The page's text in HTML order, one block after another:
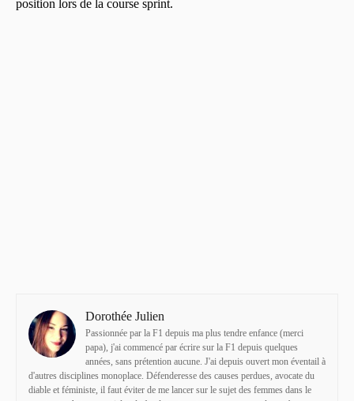
position lors de la course sprint.
Dorothée Julien
Passionnée par la F1 depuis ma plus tendre enfance (merci
papa), j'ai commencé par écrire sur la F1 depuis quelques
années, sans prétention aucune. J'ai depuis ouvert mon éventail à
d'autres disciplines monoplace. Défenderesse des causes perdues, avocate du
diable et féministe, il faut éviter de me lancer sur le sujet des femmes dans le